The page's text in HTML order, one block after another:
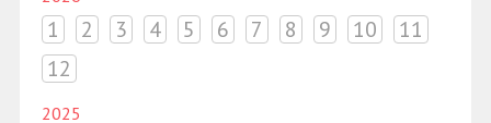
1 2 3 4 5 6 7 8 9 10
11
12
2025